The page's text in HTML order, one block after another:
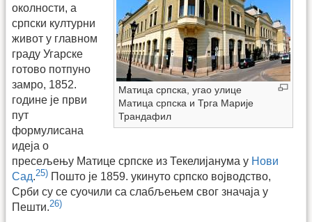
Матица српска, угао улице
Матица српска и Трга Марије
Трандафил
околности, а
српски културни
живот у главном
граду Угарске
готово потпуно
замро, 1852.
године је први
пут
формулисана
идеја о
пресељењу Матице српске из Текелијанума у Нови
Сад.25) Пошто је 1859. укинуто српско војводство,
Срби су се суочили са слабљењем свог значаја у
Пешти.26)